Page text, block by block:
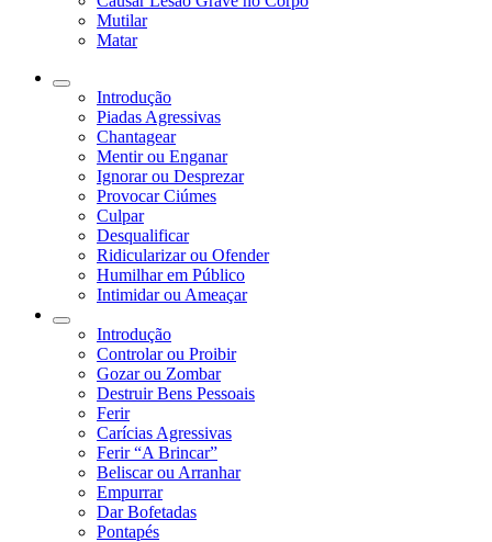
Mutilar
Matar
Introdução
Piadas Agressivas
Chantagear
Mentir ou Enganar
Ignorar ou Desprezar
Provocar Ciúmes
Culpar
Desqualificar
Ridicularizar ou Ofender
Humilhar em Público
Intimidar ou Ameaçar
Introdução
Controlar ou Proibir
Gozar ou Zombar
Destruir Bens Pessoais
Ferir
Carícias Agressivas
Ferir “A Brincar”
Beliscar ou Arranhar
Empurrar
Dar Bofetadas
Pontapés